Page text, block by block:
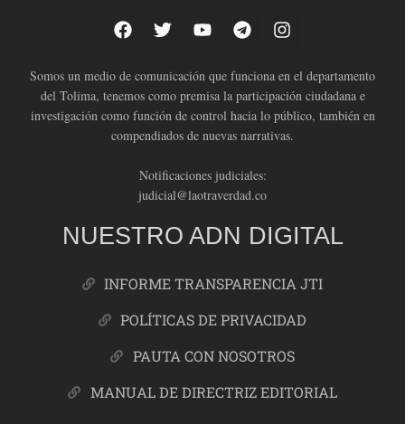
Somos un medio de comunicación que funciona en el departamento
del Tolima, tenemos como premisa la participación ciudadana e
investigación como función de control hacia lo público, también en
compendiados de nuevas narrativas.
Notificaciones judiciales:
judicial@laotraverdad.co
NUESTRO ADN DIGITAL
INFORME TRANSPARENCIA JTI
POLÍTICAS DE PRIVACIDAD
PAUTA CON NOSOTROS
MANUAL DE DIRECTRIZ EDITORIAL